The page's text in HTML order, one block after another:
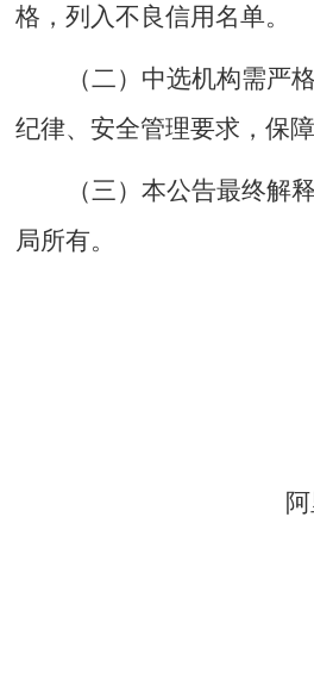
格，列入不良信用名单。
（二） 中选机构需严
纪律、安全管理要求，保
（三）本公告最终解
局所有。
阿里